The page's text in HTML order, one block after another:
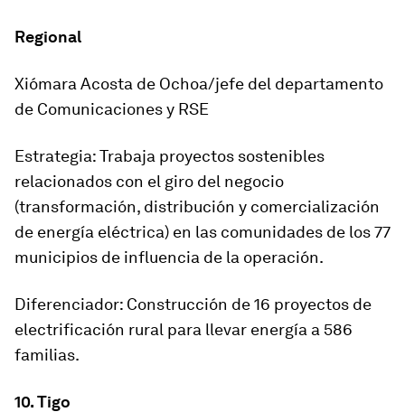
Regional
Xiómara Acosta de Ochoa/jefe del departamento
de Comunicaciones y RSE
Estrategia: Trabaja proyectos sostenibles
relacionados con el giro del negocio
(transformación, distribución y comercialización
de energía eléctrica) en las comunidades de los 77
municipios de influencia de la operación.
Diferenciador: Construcción de 16 proyectos de
electrificación rural para llevar energía a 586
familias.
10. Tigo